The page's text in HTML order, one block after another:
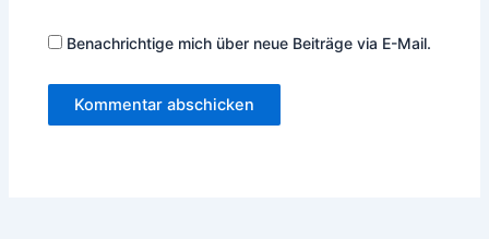
Benachrichtige mich über neue Beiträge via E-Mail.